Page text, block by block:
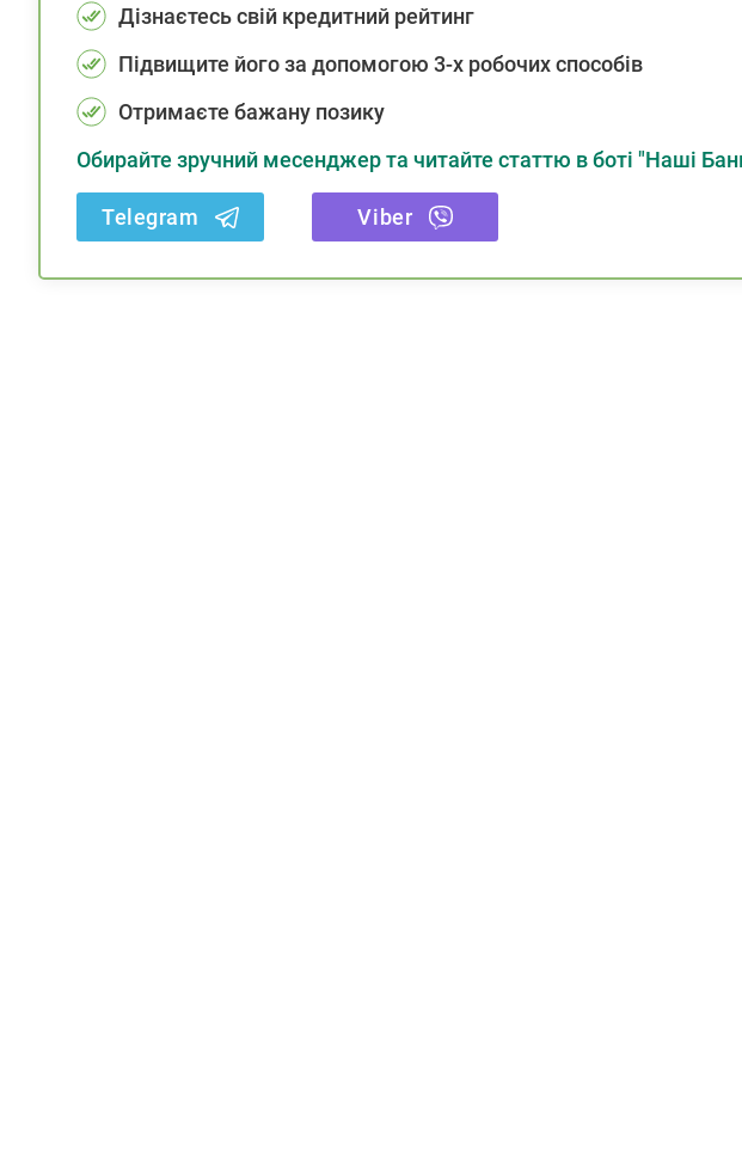
Дізнаєтесь свій кредитний рейтинг
Підвищите його за допомогою 3-х робочих способів
Отримаєте бажану позику
Обирайте зручний месенджер та читайте статтю в боті "Наші
Telegram Viber